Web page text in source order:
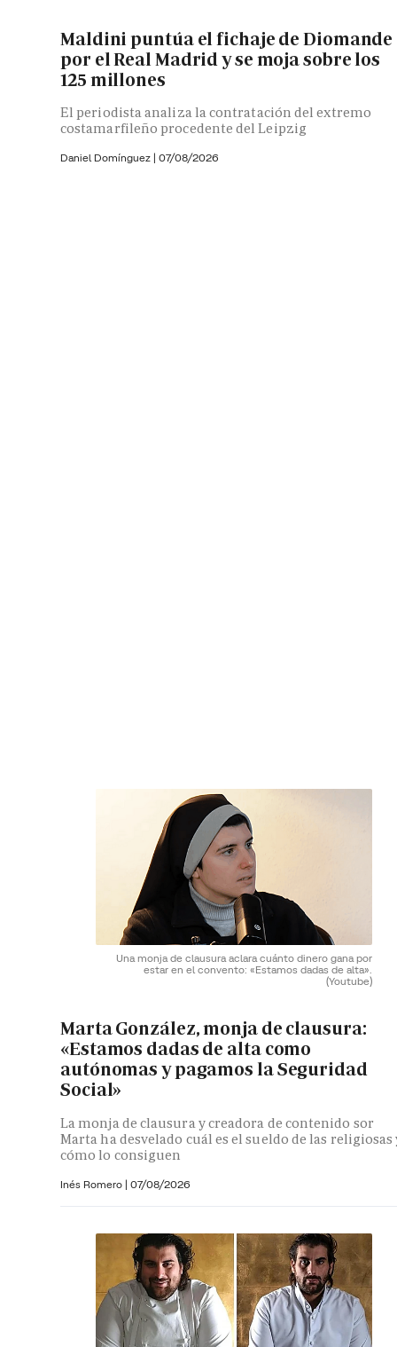
Maldini puntúa el fichaje de Diomande
por el Real Madrid y se moja sobre los
125 millones
El periodista analiza la contratación del extremo
costamarfileño procedente del Leipzig
Daniel Domínguez | 07/08/2026
Una monja de clausura aclara cuánto dinero gana por
estar en el convento: «Estamos dadas de alta».
(Youtube)
Marta González, monja de clausura:
«Estamos dadas de alta como
autónomas y pagamos la Seguridad
Social»
La monja de clausura y creadora de contenido sor
Marta ha desvelado cuál es el sueldo de las religiosas
cómo lo consiguen
Inés Romero | 07/08/2026